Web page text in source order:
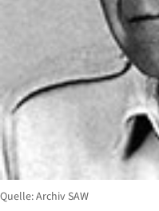
Quelle: Archiv SAW